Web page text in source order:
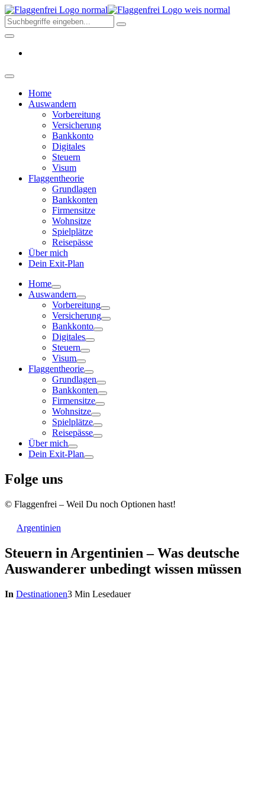
Skip
to
the
content
Home
Auswandern
Vorbereitung
Versicherung
Bankkonto
Digitales
Steuern
Visum
Flaggentheorie
Grundlagen
Bankkonten
Firmensitze
Wohnsitze
Spielplätze
Reisepässe
Über mich
Dein Exit-Plan
Home
Auswandern
Vorbereitung
Versicherung
Bankkonto
Digitales
Steuern
Visum
Flaggentheorie
Grundlagen
Bankkonten
Firmensitze
Wohnsitze
Spielplätze
Reisepässe
Über mich
Dein Exit-Plan
Folge uns
© Flaggenfrei – Weil Du noch Optionen hast!
Argentinien
Steuern in Argentinien – Was deutsche
Auswanderer unbedingt wissen müssen
In Destinationen3 Min Lesedauer